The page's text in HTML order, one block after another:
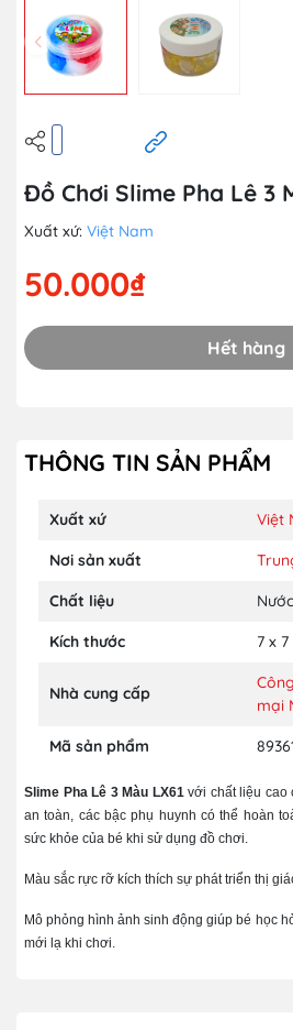
Đồ Chơi Slime Pha Lê 3
Xuất xứ: Việt Nam
50.000₫
Hết hàng
THÔNG TIN SẢN PHẨM
Xuất xứ Việt
Nơi sản xuất
Chất liệu Nước
Kích thước 7 x
Nhà cung cấp
mại
Mã sản phẩm
Slime Pha Lê 3 Màu LX61 với chất liệu cao
an toàn, các bậc phụ huynh có thể hoàn
sức khỏe của bé khi sử dụng đồ chơi.
Màu sắc rực rỡ kích thích sự phát triển thị
Mô phỏng hình ảnh sinh động giúp bé học
mới lạ khi chơi.